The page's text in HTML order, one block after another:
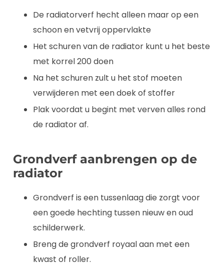
De radiatorverf hecht alleen maar op een
schoon en vetvrij oppervlakte
Het schuren van de radiator kunt u het beste
met korrel 200 doen
Na het schuren zult u het stof moeten
verwijderen met een doek of stoffer
Plak voordat u begint met verven alles rond
de radiator af.
Grondverf aanbrengen op de
radiator
Grondverf is een tussenlaag die zorgt voor
een goede hechting tussen nieuw en oud
schilderwerk.
Breng de grondverf royaal aan met een
kwast of roller.